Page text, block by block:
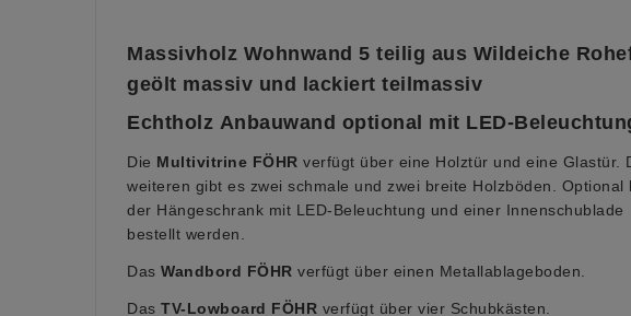
Massivholz Wohnwand 5 teilig aus Wildeiche
geölt massiv und lackiert teilmassiv
Echtholz Anbauwand optional mit LED-
Die Multivitrine FÖHR verfügt über eine Holztür und eine Glastür.
weiteren gibt es zwei schmale und zwei breite Holzböden. Optional
der Hängeschrank mit LED-Beleuchtung und einer Innenschublade
bestellt werden.
Das Wandbord FÖHR verfügt über einen Metallablageboden.
Das TV-Lowboard FÖHR verfügt über vier Schubkästen.